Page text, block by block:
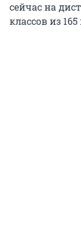
сейчас на
классов из